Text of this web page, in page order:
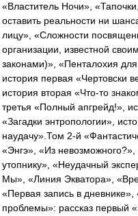
«Властитель Ночи»,
оставить реальности ни
лицу», «Сложности
организации, известной
законами)», «Пенталохия
история первая «Чертовски
история вторая «Что-то
третья «Полный апгрейд!»,
«Загадки энтропологии»,
наудачу».Том 2-й
«Энгэ», «Из невозможного?»,
утопнику», «Неудачный
Мы», «Линия Экватора»,
«Первая запись в
проблемы»: рассказ первый